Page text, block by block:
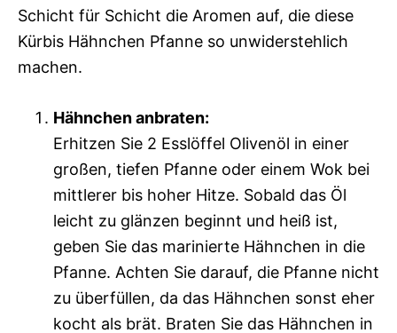
Schicht für Schicht die Aromen auf, die diese
Kürbis Hähnchen Pfanne so unwiderstehlich
machen.
Hähnchen anbraten:
Erhitzen Sie 2 Esslöffel Olivenöl in einer
großen, tiefen Pfanne oder einem Wok bei
mittlerer bis hoher Hitze. Sobald das Öl
leicht zu glänzen beginnt und heiß ist,
geben Sie das marinierte Hähnchen in die
Pfanne. Achten Sie darauf, die Pfanne nicht
zu überfüllen, da das Hähnchen sonst eher
kocht als brät. Braten Sie das Hähnchen in